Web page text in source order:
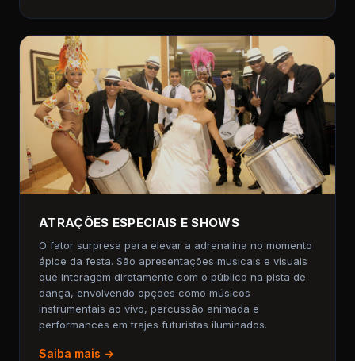
ATRAÇÕES ESPECIAIS E SHOWS
O fator surpresa para elevar a adrenalina no momento
ápice da festa. São apresentações musicais e visuais
que interagem diretamente com o público na pista de
dança, envolvendo opções como músicos
instrumentais ao vivo, percussão animada e
performances em trajes futuristas iluminados.
Saiba mais →